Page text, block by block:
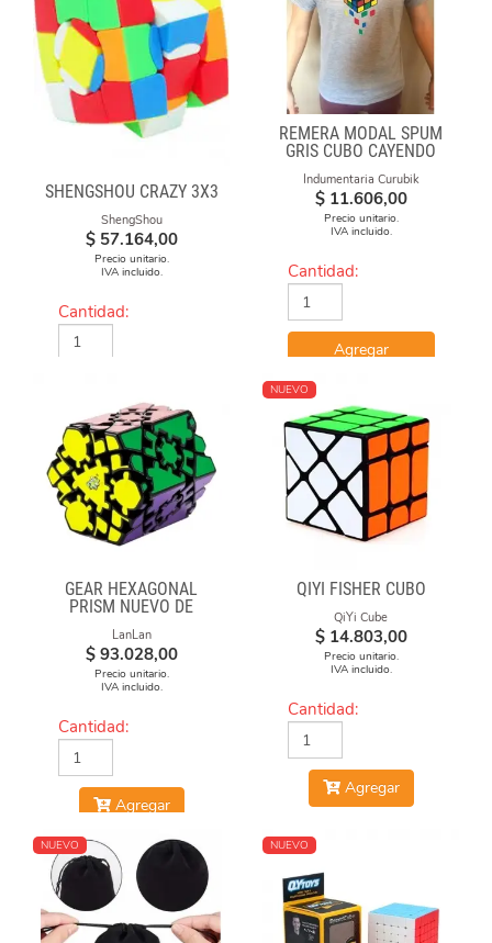
SHENGSHOU CRAZY 3X3
ShengShou
$ 57.164,00
Precio unitario.
IVA incluido.
Cantidad:
REMERA MODAL SPUM
GRIS CUBO CAYENDO
Indumentaria Curubik
$ 11.606,00
Precio unitario.
IVA incluido.
Cantidad:
Agregar
GEAR HEXAGONAL
PRISM NUEVO DE
LANLAN
LanLan
$ 93.028,00
Precio unitario.
IVA incluido.
Cantidad:
Agregar
NUEVO
QIYI FISHER CUBO
QiYi Cube
$ 14.803,00
Precio unitario.
IVA incluido.
Cantidad:
Agregar
NUEVO NUEVO